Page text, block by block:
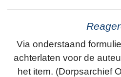
Via onderstaand
achterlaten voor de
het item. (Dorpsarchief